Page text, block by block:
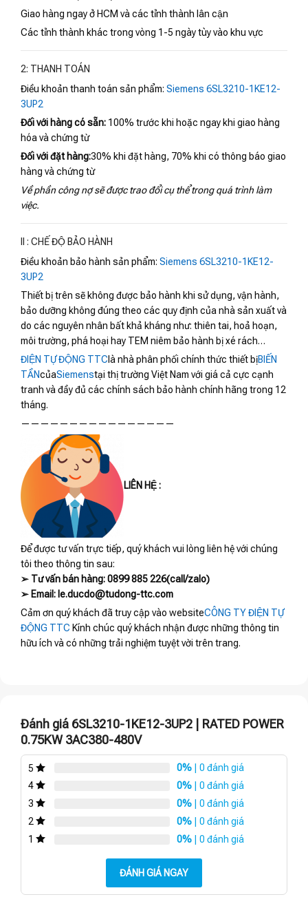
Giao hàng ngay ở HCM và các tỉnh thành lân cận
Các tỉnh thành khác trong vòng 1-5 ngày tùy vào khu vực
2: THANH TOÁN
Điều khoản thanh toán sản phẩm: Siemens 6SL3210-1KE12-
3UP2
Đối với hàng có sẵn: 100% trước khi hoặc ngay khi giao hàng
hóa và chứng từ
Đối với đặt hàng:30% khi đặt hàng, 70% khi có thông báo giao
hàng và chứng từ
Về phần công nợ sẽ được trao đổi cụ thể trong quá trình làm
việc.
II : CHẾ ĐỘ BẢO HÀNH
Điều khoản bảo hành sản phẩm: Siemens 6SL3210-1KE12-
3UP2
Thiết bị trên sẽ không được bảo hành khi sử dụng, vận hành,
bảo dưỡng không đúng theo các quy định của nhà sản xuất và
do các nguyên nhân bất khả kháng như: thiên tai, hoả hoạn,
môi trường, phá hoại hay TEM niêm bảo hành bị xé rách…
ĐIỆN TỰ ĐỘNG TTC là nhà phân phối chính thức thiết bịBIẾN
TẦNcủaSiemenstại thị trường Việt Nam với giá cả cực cạnh
tranh và đầy đủ các chính sách bảo hành chính hãng trong 12
tháng.
————————————————
LIÊN HỆ :
Để được tư vấn trực tiếp, quý khách vui lòng liên hệ với chúng
tôi theo thông tin sau:
➢ Tư vấn bán hàng: 0899 885 226(call/zalo)
➢ Email: le.ducdo@tudong-ttc.com
Cảm ơn quý khách đã truy cập vào websiteCÔNG TY ĐIỆN TỰ
ĐỘNG TTC Kính chúc quý khách nhận được những thông tin
hữu ích và có những trải nghiệm tuyệt vời trên trang.
Đánh giá 6SL3210-1KE12-3UP2 | RATED POWER
0.75KW 3AC380-480V
5 0% | 0 đánh giá
4
0% | 0 đánh giá
3
0% | 0 đánh giá
2
0% | 0 đánh giá
1
0% | 0 đánh giá
ĐÁNH GIÁ NGAY